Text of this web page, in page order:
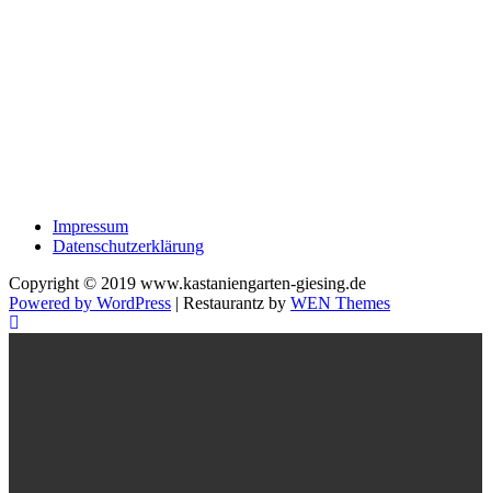
Impressum
Datenschutzerklärung
Copyright © 2019 www.kastaniengarten-giesing.de
Powered by WordPress | Restaurantz by WEN Themes